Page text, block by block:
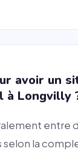
avoir un
à Longvilly
entre
selon la